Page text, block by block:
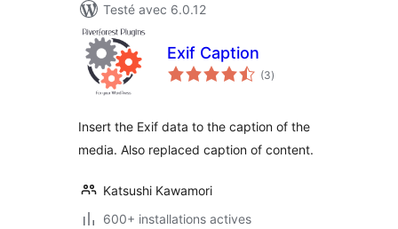
Testé avec 6.0.12
Exif Caption
(3notes
en
)
Insert the Exif data to the caption of the
media. Also replaced caption of content.
Katsushi Kawamori
600+ installations actives